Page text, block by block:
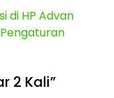
di HP Advan
2 Kali”